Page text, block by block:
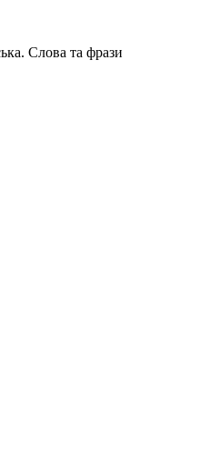
Слова та фрази